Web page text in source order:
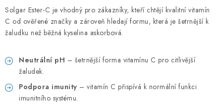
Solgar Ester-C je vhodný pro zákazníky, kteří chtějí kvalitní vitamín
C od ověřené značky a zároveň hledají formu, která je šetrnější k
žaludku než běžná kyselina askorbová.
Neutrální pH – šetrnější forma vitamínu C pro citlivější
žaludek.
Podpora imunity – vitamín C přispívá k normální funkci
imunitního systému.